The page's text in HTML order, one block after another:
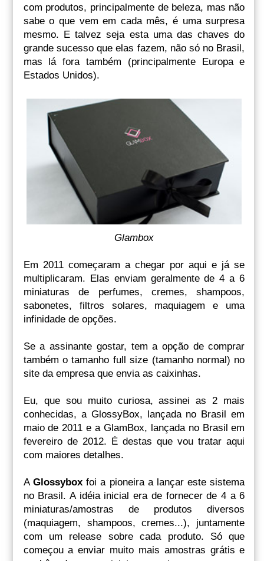
com produtos, principalmente de beleza, mas não
sabe o que vem em cada mês, é uma surpresa
mesmo. E talvez seja esta uma das chaves do
grande sucesso que elas fazem, não só no Brasil,
mas lá fora também (principalmente Europa e
Estados Unidos).
Glambox
Em 2011 começaram a chegar por aqui e já se
multiplicaram. Elas enviam geralmente de 4 a 6
miniaturas de perfumes, cremes, shampoos,
sabonetes, filtros solares, maquiagem e uma
infinidade de opções.
Se a assinante gostar, tem a opção de comprar
também o tamanho full size (tamanho normal) no
site da empresa que envia as caixinhas.
Eu, que sou muito curiosa, assinei as 2 mais
conhecidas, a GlossyBox, lançada no Brasil em
maio de 2011 e a GlamBox, lançada no Brasil em
fevereiro de 2012. É destas que vou tratar aqui
com maiores detalhes.
A Glossyboxfoi a pioneira a lançar este sistema
no Brasil. A idéia inicial era de fornecer de 4 a 6
miniaturas/amostras de produtos diversos
(maquiagem, shampoos, cremes...), juntamente
com um release sobre cada produto. Só que
começou a enviar muito mais amostras grátis e